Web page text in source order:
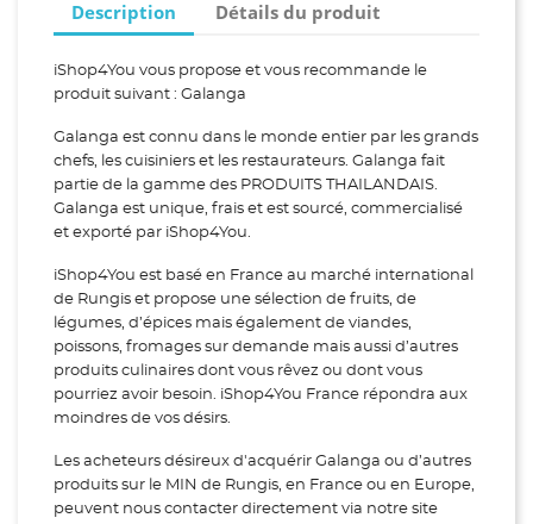
Description Détails du produit
iShop4You vous propose et vous recommande le
produit suivant : Galanga
Galanga est connu dans le monde entier par les grands
chefs, les cuisiniers et les restaurateurs. Galanga fait
partie de la gamme des PRODUITS THAILANDAIS.
Galanga est unique, frais et est sourcé, commercialisé
et exporté par iShop4You.
iShop4You est basé en France au marché international
de Rungis et propose une sélection de fruits, de
légumes, d’épices mais également de viandes,
poissons, fromages sur demande mais aussi d’autres
produits culinaires dont vous rêvez ou dont vous
pourriez avoir besoin. iShop4You France répondra aux
moindres de vos désirs.
Les acheteurs désireux d'acquérir Galanga ou d’autres
produits sur le MIN de Rungis, en France ou en Europe,
peuvent nous contacter directement via notre site